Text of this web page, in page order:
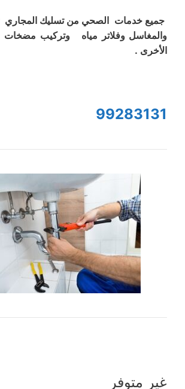
جميع خدمات الصحي من تسليك المجاري
والمغاسل وفلاتر مياه وتركيب مضخات
الأخرى .
99283131
غير متوفر